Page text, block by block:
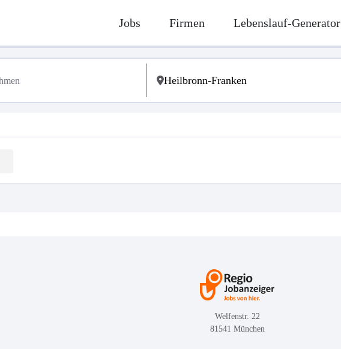
Jobs Firmen Lebenslauf-Generator
Welfenstr. 22
81541 München